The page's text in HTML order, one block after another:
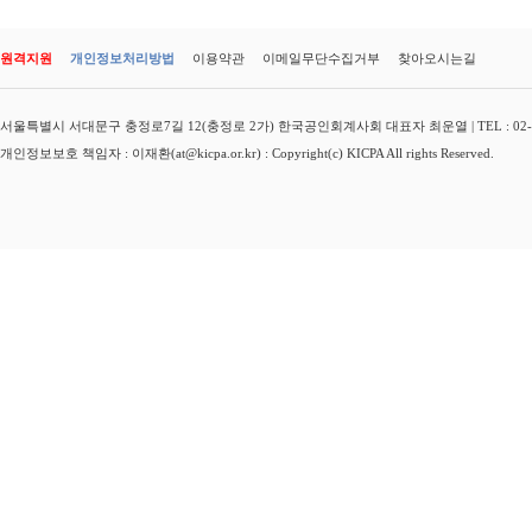
원격지원 개인정보처리방법 이용약관 이메일무단수집거부 찾아오시는길
서울특별시 서대문구 충정로7길 12(충정로 2가) 한국공인회계사회 대표자 최운열 | TEL :
개인정보보호 책임자 : 이재환(at@kicpa.or.kr) : Copyright(c) KICPA All rights Reserved.